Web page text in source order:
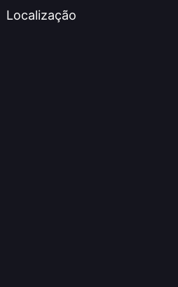
Localização